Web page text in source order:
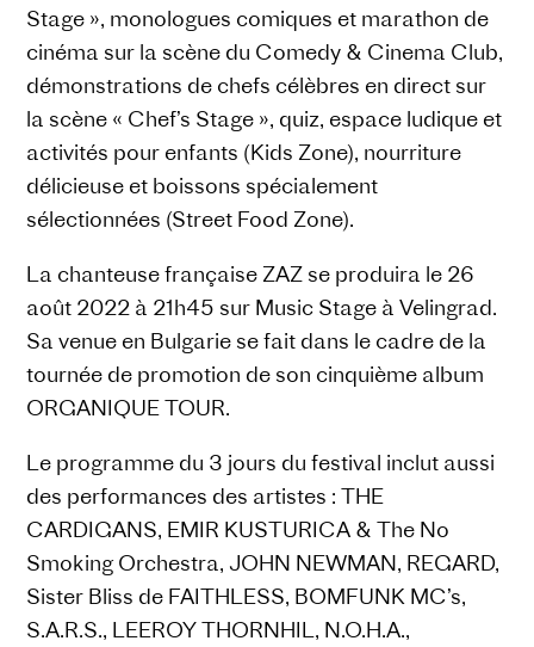
Stage », monologues comiques et marathon de
cinéma sur la scène du Comedy & Cinema Club,
démonstrations de chefs célèbres en direct sur
la scène « Chef’s Stage », quiz, espace ludique et
activités pour enfants (Kids Zone), nourriture
délicieuse et boissons spécialement
sélectionnées (Street Food Zone).
La chanteuse française ZAZ se produira le 26
août 2022 à 21h45 sur Music Stage à Velingrad.
Sa venue en Bulgarie se fait dans le cadre de la
tournée de promotion de son cinquième album
ORGANIQUE TOUR.
Le programme du 3 jours du festival inclut aussi
des performances des artistes : THE
CARDIGANS, EMIR KUSTURICA & The No
Smoking Orchestra, JOHN NEWMAN, REGARD,
Sister Bliss de FAITHLESS, BOMFUNK MC’s,
S.A.R.S., LEEROY THORNHIL, N.O.H.A.,